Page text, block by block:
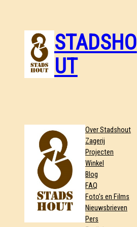
STADSHO
UT
Over Stadshout
Zagerij
Projecten
Winkel
Blog
FAQ
Foto’s en Films
Nieuwsbrieven
Pers